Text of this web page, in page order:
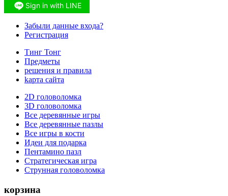
Sign in with LINE
Забыли данные входа?
Регистрация
Тинг Тонг
Предметы
решения и правила
kарта сайта
2D головоломка
3D головоломка
Все деревянные игры
Все деревянные пазлы
Все игры в кости
Идеи для подарка
Пентамино пазл
Стратегическая игра
Струнная головоломка
корзина